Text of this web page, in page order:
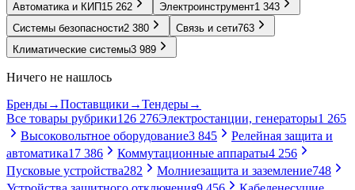
Автоматика и КИП 15 262 Электроинструмент1 343
Системы безопасности2 380 Связь и сети763
Климатические системы3 989
Ничего не нашлось
Бренды→Поставщики →Тендеры→
Все товары рубрики126 276Электростанции, генераторы1 265
Высоковольтное оборудование3 845
Релейная защита и
автоматика17 386 Коммутационные аппараты4 256
Пусковые устройства282 Молниезащита и заземление748